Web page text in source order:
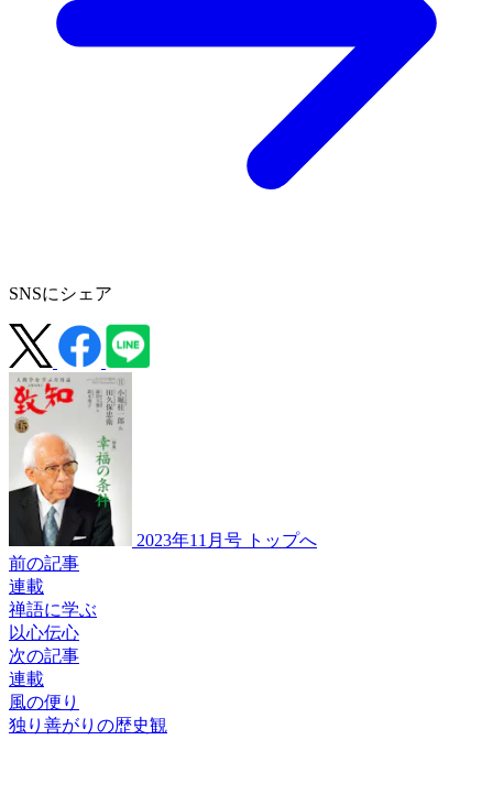
SNSにシェア
2023年11月号 トップへ
前の記事
連載
禅語に学ぶ
以心伝心
次の記事
連載
風の便り
独り善がりの歴史観